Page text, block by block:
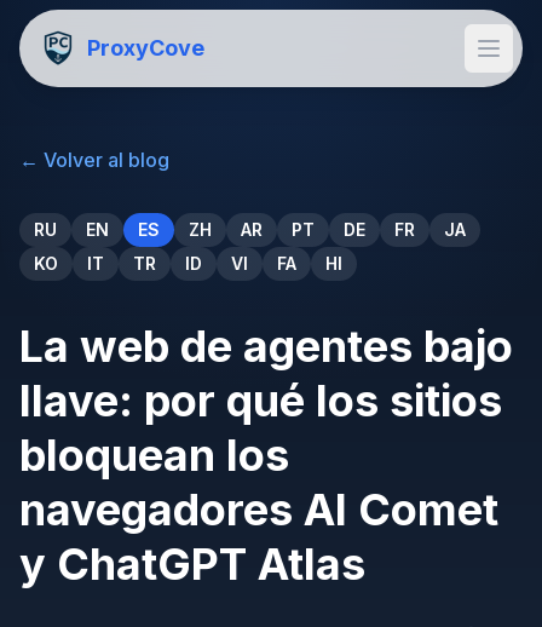
ProxyCove
← Volver al blog
RU EN ES ZH AR PT DE FR
JA
KO
IT TR ID VI FA HI
La web de agentes bajo
llave: por qué los sitios
bloquean los
navegadores AI Comet
y ChatGPT Atlas